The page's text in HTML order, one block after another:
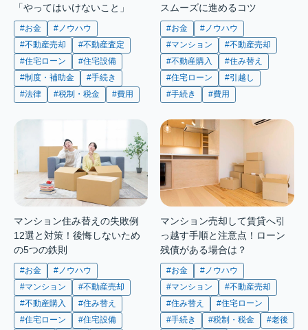
「やってはいけないこと」
#お金
#ノウハウ
#不動産売却
#不動産査定
#住宅ローン
#住宅設備
#制度・補助金
#手続き
#法律
#税制・税金 #費用
スムーズに進めるコツ
#お金
#ノウハウ
#マンション
#不動産売却
#不動産購入
#住み替え
#住宅ローン
#引越し
#手続き
#費用
マンション住み替えの失敗例
12選と対策！後悔しないため
の5つの鉄則
#お金
#ノウハウ
#マンション
#不動産売却
#不動産購入
#住み替え
#住宅ローン
#住宅設備
マンション売却して賃貸へ引
っ越す手順と注意点！ローン
残債がある場合は？
#お金
#ノウハウ
#マンション
#不動産売却
#住み替え
#住宅ローン
#手続き
#税制・税金
#老後